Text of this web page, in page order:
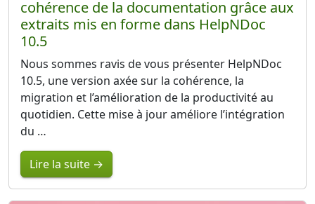
cohérence de la documentation grâce aux
extraits mis en forme dans HelpNDoc
10.5
Nous sommes ravis de vous présenter HelpNDoc
10.5, une version axée sur la cohérence, la
migration et l’amélioration de la productivité au
quotidien. Cette mise à jour améliore l’intégration
du …
Lire la suite →